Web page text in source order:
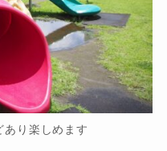
あり楽しめます